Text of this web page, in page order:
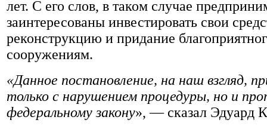
лет. С его слов, в таком случае
заинтересованы инвестировать свои
реконструкцию и придание
сооружениям.
«Данное постановление, на наш взгляд,
только с нарушением процедуры, но и
федеральному закону», — сказал Эдуард